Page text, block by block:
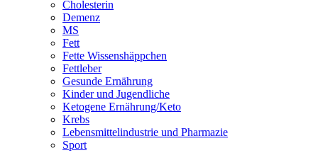
Cholesterin
Demenz
MS
Fett
Fette Wissenshäppchen
Fettleber
Gesunde Ernährung
Kinder und Jugendliche
Ketogene Ernährung/Keto
Krebs
Lebensmittelindustrie und Pharmazie
Sport